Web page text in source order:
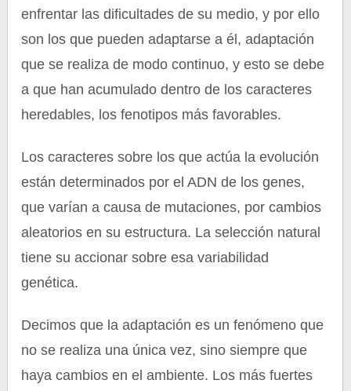
enfrentar las dificultades de su medio, y por ello
son los que pueden adaptarse a él, adaptación
que se realiza de modo continuo, y esto se debe
a que han acumulado dentro de los caracteres
heredables, los fenotipos más favorables.
Los caracteres sobre los que actúa la evolución
están determinados por el ADN de los genes,
que varían a causa de mutaciones, por cambios
aleatorios en su estructura. La selección natural
tiene su accionar sobre esa variabilidad
genética.
Decimos que la adaptación es un fenómeno que
no se realiza una única vez, sino siempre que
haya cambios en el ambiente. Los más fuertes